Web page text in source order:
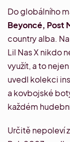
Do globálního
Beyoncé, Post
country alba.
Lil Nas X nikdo
využít, a to
uvedl kolekci
a kovbojské
každém
Určitě nepoleví